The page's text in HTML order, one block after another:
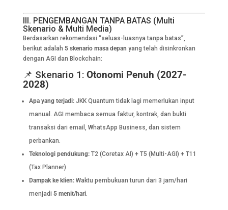
III. PENGEMBANGAN TANPA BATAS (Multi
Skenario & Multi Media)
Berdasarkan rekomendasi “seluas-luasnya tanpa batas”,
berikut adalah 5 skenario masa depan yang telah disinkronkan
dengan AGI dan Blockchain:
📌 Skenario 1: Otonomi Penuh (2027-
2028)
Apa yang terjadi:JKK Quantum tidak lagi memerlukan input
manual. AGI membaca semua faktur, kontrak, dan bukti
transaksi dari email, WhatsApp Business, dan sistem
perbankan.
Teknologi pendukung:T2 (Coretax AI) + T5 (Multi-AGI) + T11
(Tax Planner)
Dampak ke klien:Waktu pembukuan turun dari 3 jam/hari
menjadi 5 menit/hari.